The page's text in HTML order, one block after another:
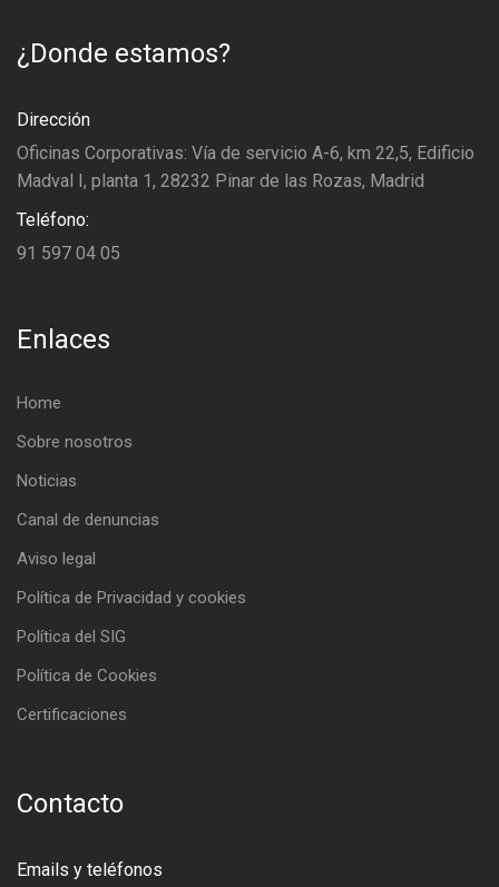
¿Donde estamos?
Dirección
Oficinas Corporativas: Vía de servicio A-6, km 22,5, Edificio
Madval I, planta 1, 28232 Pinar de las Rozas, Madrid
Teléfono:
91 597 04 05
Enlaces
Home
Sobre nosotros
Noticias
Canal de denuncias
Aviso legal
Política de Privacidad y cookies
Política del SIG
Política de Cookies
Certificaciones
Contacto
Emails y teléfonos